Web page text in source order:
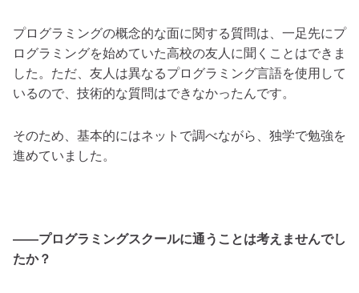
プログラミングの概念的な面に関する質問は、一足先にプ
ログラミングを始めていた高校の友人に聞くことはできま
した。ただ、友人は異なるプログラミング言語を使用して
いるので、技術的な質問はできなかったんです。
そのため、基本的にはネットで調べながら、独学で勉強を
進めていました。
――プログラミングスクールに通うことは考えませんでし
たか？